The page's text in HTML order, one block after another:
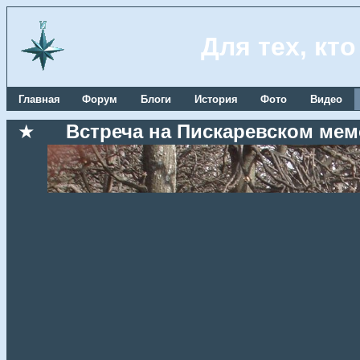
Для тех,
Главная Форум Блоги История Фото Видео
★ Встреча на Пискаревском